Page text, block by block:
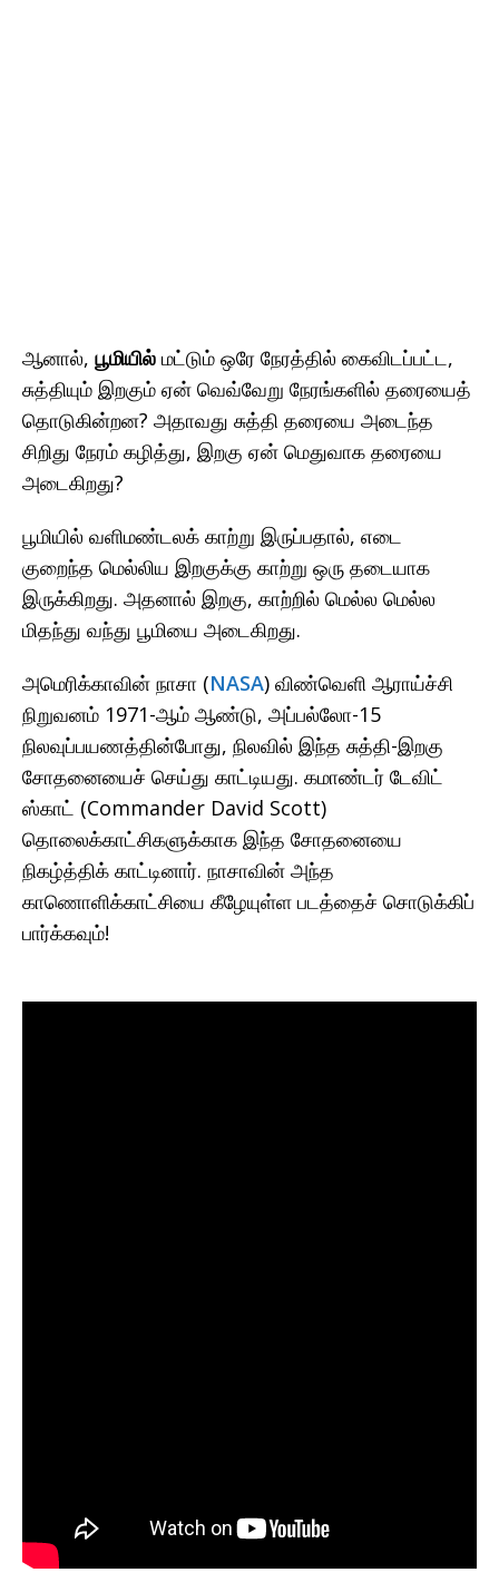
ஆனால், பூமியில் மட்டும் ஒரே நேரத்தில் கைவிடப்பட்ட,
சுத்தியும் இறகும் ஏன் வெவ்வேறு நேரங்களில் தரையைத்
தொடுகின்றன? அதாவது சுத்தி தரையை அடைந்த
சிறிது நேரம் கழித்து, இறகு ஏன் மெதுவாக தரையை
அடைகிறது?
பூமியில் வளிமண்டலக் காற்று இருப்பதால், எடை
குறைந்த மெல்லிய இறகுக்கு காற்று ஒரு தடையாக
இருக்கிறது. அதனால் இறகு, காற்றில் மெல்ல மெல்ல
மிதந்து வந்து பூமியை அடைகிறது.
அமெரிக்காவின் நாசா (NASA) விண்வெளி ஆராய்ச்சி
நிறுவனம் 1971-ஆம் ஆண்டு, அப்பல்லோ-15
நிலவுப்பயணத்தின்போது, நிலவில் இந்த சுத்தி-இறகு
சோதனையைச் செய்து காட்டியது. கமாண்டர் டேவிட்
ஸ்காட் (Commander David Scott)
தொலைக்காட்சிகளுக்காக இந்த சோதனையை
நிகழ்த்திக் காட்டினார். நாசாவின் அந்த
காணொளிக்காட்சியை கீழேயுள்ள படத்தைச் சொடுக்கிப்
பார்க்கவும்!